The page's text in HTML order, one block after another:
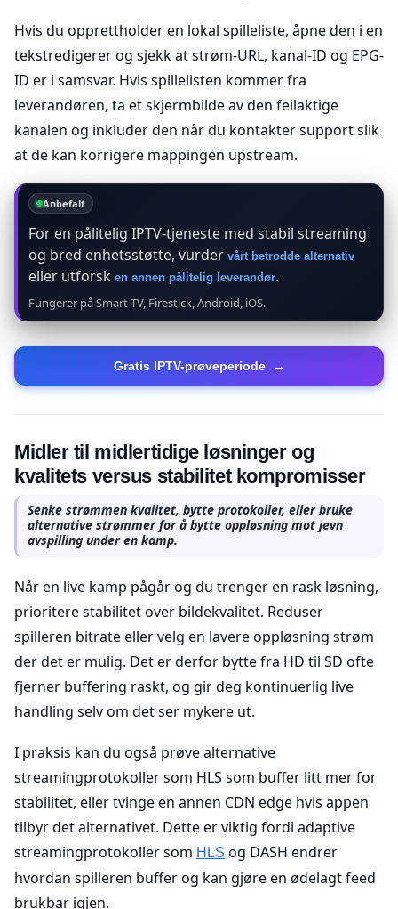
Hvis du opprettholder en lokal spilleliste, åpne den i en
tekstredigerer og sjekk at strøm-URL, kanal-ID og EPG-
ID er i samsvar. Hvis spillelisten kommer fra
leverandøren, ta et skjermbilde av den feilaktige
kanalen og inkluder den når du kontakter support slik
at de kan korrigere mappingen upstream.
Anbefalt
For en pålitelig IPTV-tjeneste med stabil streaming
og bred enhetsstøtte, vurder vårt betrodde alternativ
eller utforsk en annen pålitelig leverandør.
Fungerer på Smart TV, Firestick, Android, iOS.
Gratis IPTV-prøveperiode →
Midler til midlertidige løsninger og
kvalitets versus stabilitet kompromisser
Senke strømmen kvalitet, bytte protokoller, eller bruke
alternative strømmer for å bytte oppløsning mot jevn
avspilling under en kamp.
Når en live kamp pågår og du trenger en rask løsning,
prioritere stabilitet over bildekvalitet. Reduser
spilleren bitrate eller velg en lavere oppløsning strøm
der det er mulig. Det er derfor bytte fra HD til SD ofte
fjerner buffering raskt, og gir deg kontinuerlig live
handling selv om det ser mykere ut.
I praksis kan du også prøve alternative
streamingprotokoller som HLS som buffer litt mer for
stabilitet, eller tvinge en annen CDN edge hvis appen
tilbyr det alternativet. Dette er viktig fordi adaptive
streamingprotokoller som HLS og DASH endrer
hvordan spilleren buffer og kan gjøre en ødelagt feed
brukbar igjen.